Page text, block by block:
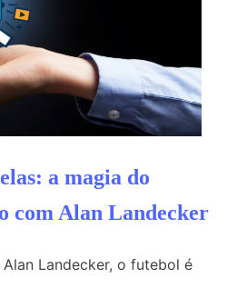
a magia do
com Alan Landecker
Landecker, o futebol é